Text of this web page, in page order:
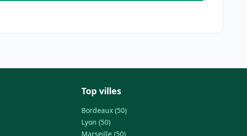
Top villes
Bordeaux (50)
Lyon (50)
Marseille (50)